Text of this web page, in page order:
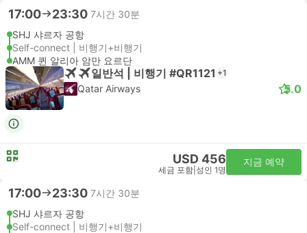
17:00 23:30 7시간 30분
SHJ 샤르자 공항
Self-connect | 비행기+비행기
AMM 퀸 알리아 암만 요르단
일반석 | 비행기 #QR1121 +1
Qatar Airways 5.0
USD 456
세금 포함 성인 1명
지금 예약
17:00 23:30 7시간 30분
SHJ 샤르자 공항
Self-connect | 비행기+비행기